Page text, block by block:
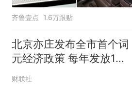
齐鲁壹点 1.6万跟贴
北京亦庄发布全市首个词
元经济政策 每年发放1亿
元模型、词元券
财联社